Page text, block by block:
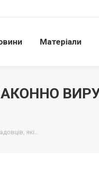
Матеріали
які…
Матеріали